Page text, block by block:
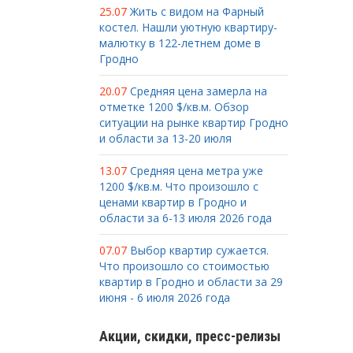
25.07 Жить с видом на Фарный
костел. Нашли уютную квартиру-
малютку в 122-летнем доме в
Гродно
20.07 Средняя цена замерла на
отметке 1200 $/кв.м. Обзор
ситуации на рынке квартир Гродно
и области за 13-20 июля
13.07 Средняя цена метра уже
1200 $/кв.м. Что произошло с
ценами квартир в Гродно и
области за 6-13 июля 2026 года
07.07 Выбор квартир сужается.
Что произошло со стоимостью
квартир в Гродно и области за 29
июня - 6 июля 2026 года
Акции, скидки, пресс-релизы